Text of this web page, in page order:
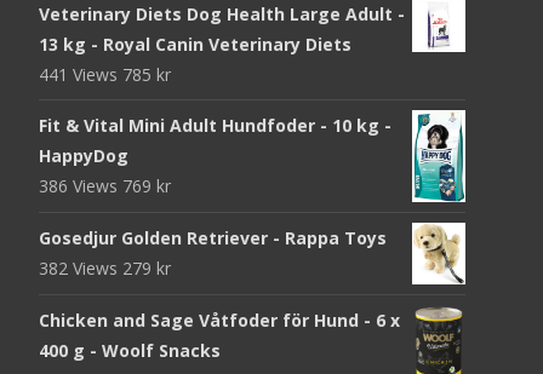
Veterinary Diets Dog Health Large Adult -
13 kg - Royal Canin Veterinary Diets
441 Views 785 kr
Fit & Vital Mini Adult Hundfoder - 10 kg -
HappyDog
386 Views 769 kr
Gosedjur Golden Retriever - Rappa Toys
382 Views 279 kr
Chicken and Sage Våtfoder för Hund - 6 x
400 g - Woolf Snacks